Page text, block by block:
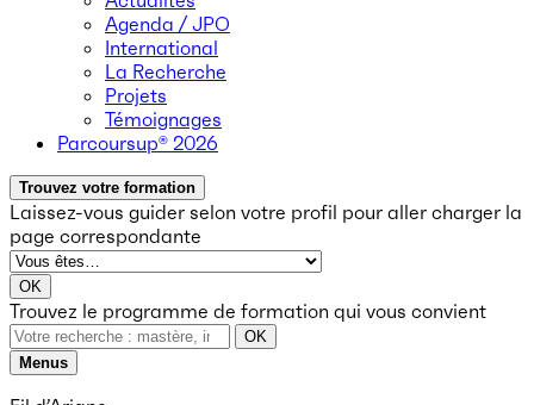
Agenda / JPO
International
La Recherche
Projets
Témoignages
Parcoursup® 2026
Trouvez votre formation
Laissez-vous guider selon votre profil pour aller charger la
page correspondante
OK
Trouvez le programme de formation qui vous convient
OK
Menus